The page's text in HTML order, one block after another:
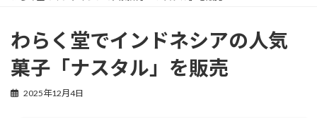
わらく堂でインドネシアの人気
菓子「ナスタル」を販売
2025年12月4日